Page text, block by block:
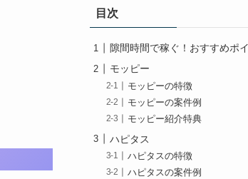
目次
隙間時間で稼ぐ！おすすめポ
モッピー
モッピーの特徴
モッピーの案件例
モッピー紹介特典
ハピタス
ハピタスの特徴
ハピタスの案件例